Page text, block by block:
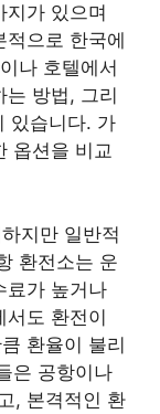
가 있으며
으로 한국에
나 호텔에서
방법, 그리
있습니다. 가
옵션을 비교
지만 일반적
환전소는 운
료가 높거나
서도 환전이
환율이 불리
은 공항이나
, 본격적인 환